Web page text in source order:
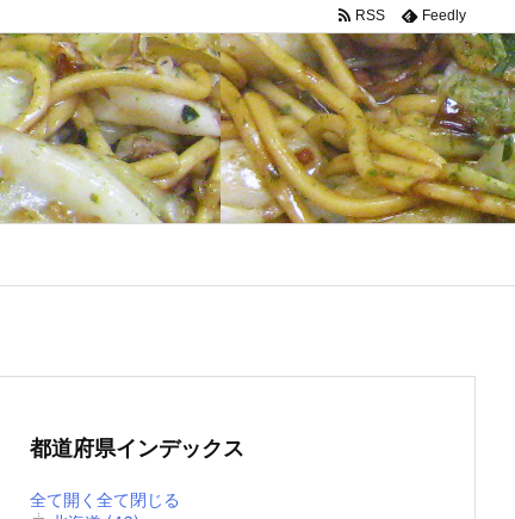
RSS Feedly
都道府県インデックス
全て開く 全て閉じる